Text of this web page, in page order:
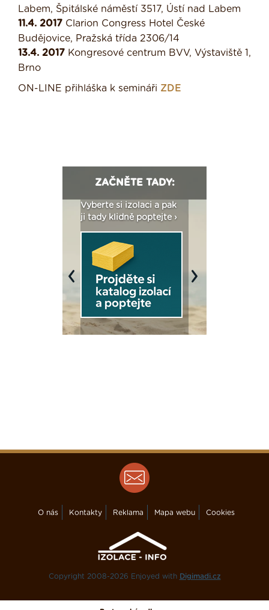
Labem, Špitálské náměstí 3517, Ústí nad Labem
11.4. 2017 Clarion Congress Hotel České
Budějovice, Pražská třída 2306/14
13.4. 2017 Kongresové centrum BVV, Výstaviště 1,
Brno
ON-LINE přihláška k semináři ZDE
ZAČNĚTE TADY:
Vyberte si izolaci a pak
ji tady klidně poptejte ›
Previous Next
O nás Kontakty Reklama Mapa webu Cookies
Copyright 2008-2026 Enjoyed with Digimadi.cz